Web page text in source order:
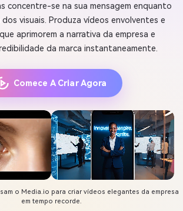
concentre-se na sua mensagem enquanto
visuais. Produza vídeos envolventes e
aprimorem a narrativa da empresa e
da marca instantaneamente.
Comece A Criar Agora
o Media.io para criar vídeos elegantes da empresa
em tempo recorde.